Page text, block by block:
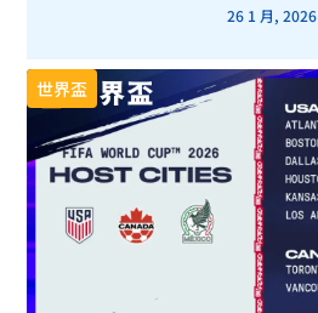
26 1 月, 2026
世界盃